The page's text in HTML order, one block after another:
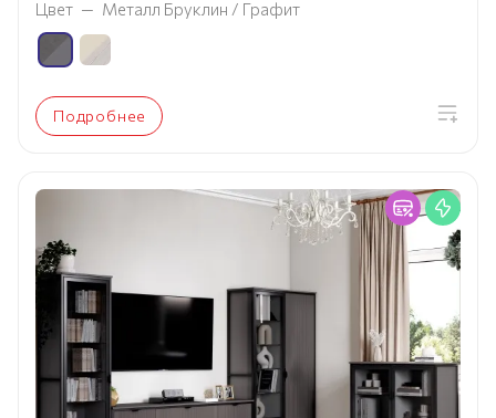
Цвет — Металл Бруклин / Графит
Подробнее